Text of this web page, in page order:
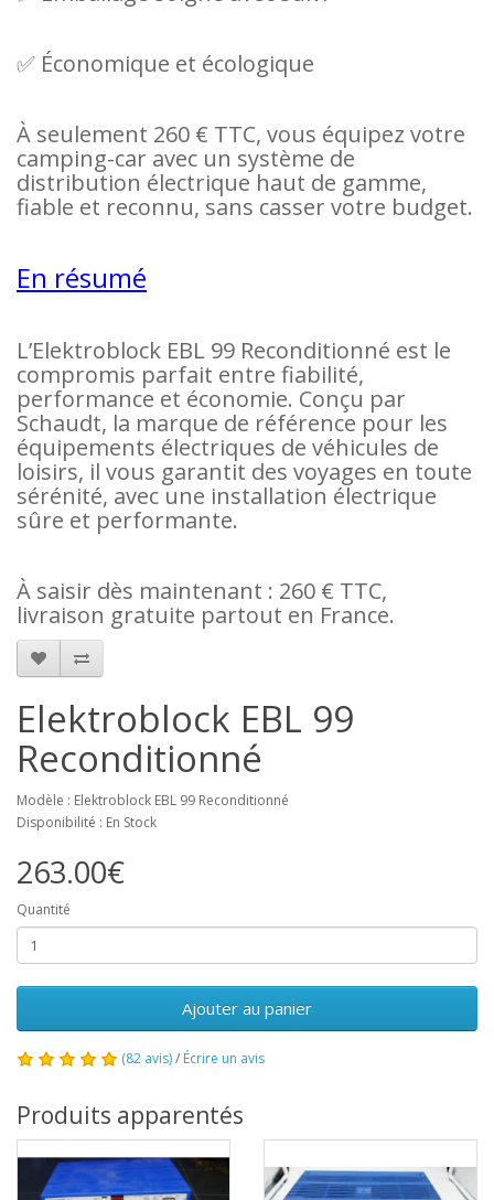
✅ Économique et écologique
À seulement 260 € TTC, vous équipez votre
camping-car avec un système de
distribution électrique haut de gamme,
fiable et reconnu, sans casser votre budget.
En résumé
L’Elektroblock EBL 99 Reconditionné est le
compromis parfait entre fiabilité,
performance et économie. Conçu par
Schaudt, la marque de référence pour les
équipements électriques de véhicules de
loisirs, il vous garantit des voyages en toute
sérénité, avec une installation électrique
sûre et performante.
À saisir dès maintenant : 260 € TTC,
livraison gratuite partout en France.
Elektroblock EBL 99
Reconditionné
Modèle : Elektroblock EBL 99 Reconditionné
Disponibilité : En Stock
263.00€
Quantité
Ajouter au panier
(82 avis)/ Écrire un avis
Produits apparentés